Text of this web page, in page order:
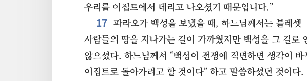
우리를 이집트에서 데리고 나오셨기 때문입니다.”
17 파라오가 백성을 보냈을 때, 하느님께서는 블레셋
사람들의 땅을 지나가는 길이 가까웠지만 백성을 그 길로
않으셨다. 하느님께서 “백성이 전쟁에 직면하면 생각이 바
이집트로 돌아가려고 할 것이다” 하고 말씀하셨던 것이다.